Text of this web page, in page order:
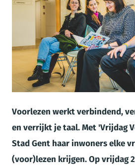
JPG
Voorlezen werkt verbindend,
en verrijkt je taal. Met 'Vrijdag
Stad Gent haar inwoners elke
(voor)lezen krijgen. Op vrijdag